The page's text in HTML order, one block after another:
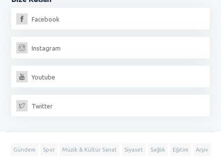
Facebook
Instagram
Youtube
Twitter
Gündem Spor Müzik & Kültür Sanat Siyaset Sağlık Eğitim Arşiv